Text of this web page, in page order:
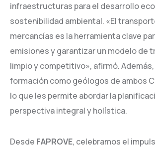
infraestructuras para el desarrollo
sostenibilidad ambiental. «El
mercancías es la herramienta clave
emisiones y garantizar un modelo de
limpio y competitivo», afirmó.
formación como geólogos de ambos
lo que les permite abordar la
perspectiva integral y holística.
Desde FAPROVE, celebramos el